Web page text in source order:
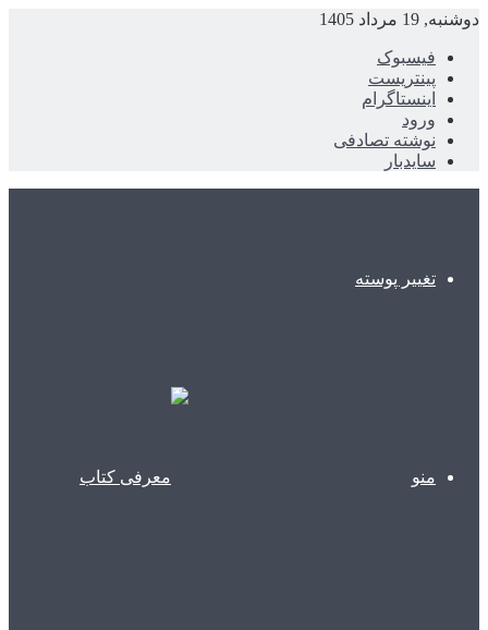
دوشنبه, 19 مرداد 1405
فیسبوک
پینتریست
اینستاگرام
ورود
نوشته تصادفی
سایدبار
تغییر پوسته
منو